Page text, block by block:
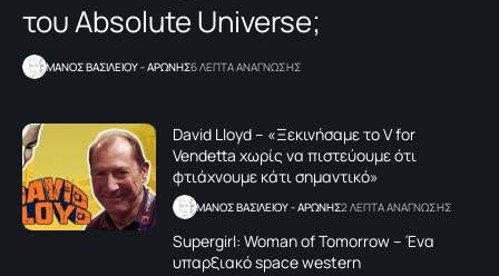
του Absolute Universe;
ΜΑΝΟΣ ΒΑΣΙΛΕΙΟΥ - ΑΡΩΝΗΣ6 ΛΕΠΤΑ ΑΝΑΓΝΩΣΗΣ
David Lloyd – «Ξεκινήσαμε το V for
Vendetta χωρίς να πιστεύουμε ότι
φτιάχνουμε κάτι σημαντικό»
ΜΑΝΟΣ ΒΑΣΙΛΕΙΟΥ - ΑΡΩΝΗΣ2 ΛΕΠΤΑ ΑΝΑΓΝΩΣΗΣ
Supergirl: Woman of Tomorrow – Ένα
υπαρξιακό space western